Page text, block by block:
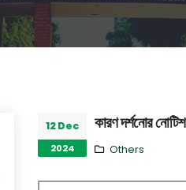
12 Dec
2024
কারণ দর্শনোর নোটিশ
Others